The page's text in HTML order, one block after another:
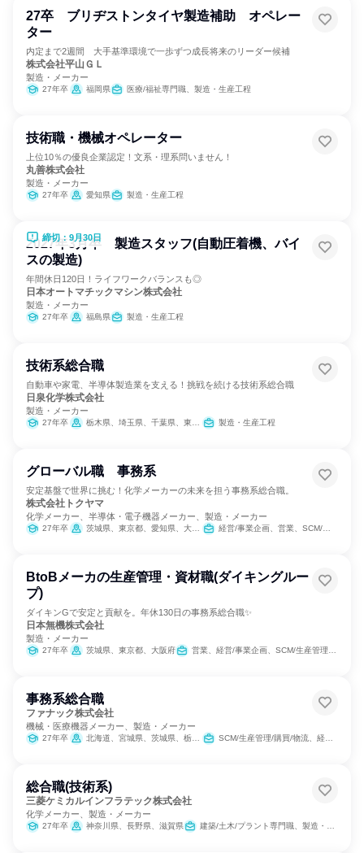
27卒 ブリヂストンタイヤ製造補助 オペレー
ター
内定まで2週間 大手基準環境で一歩ずつ成長将来のリーダー候補
株式会社平山ＧＬ
製造・メーカー
27年卒 福岡県 医療/福祉専門職、製造・生産工程
技術職・機械オペレーター
上位10％の優良企業認定！文系・理系問いません！
丸善株式会社
製造・メーカー
27年卒 愛知県 製造・生産工程
締切：9月30日
2027年3月卒 製造スタッフ(自動圧着機、バイ
スの製造)
年間休日120日！ライフワークバランスも◎
日本オートマチックマシン株式会社
製造・メーカー
27年卒 福島県 製造・生産工程
技術系総合職
自動車や家電、半導体製造業を支える！挑戦を続ける技術系総合職
日泉化学株式会社
製造・メーカー
27年卒 栃木県、埼玉県、千葉県、東京都、三重県、滋賀県、大阪府、愛媛県 製造・生産工程
グローバル職 事務系
安定基盤で世界に挑む！化学メーカーの未来を担う事務系総合職。
株式会社トクヤマ
化学メーカー、半導体・電子機器メーカー、製造・メーカー
27年卒 茨城県、東京都、愛知県、大阪府、広島県、山口県、香川県、福岡県 経営/事業企画、営業、SCM/生産管理/購買/物流、経理/税務/財務、人事、法務/知財、広報/IR
BtoBメーカの生産管理・資材職(ダイキングルー
プ)
ダイキンGで安定と貢献を。年休130日の事務系総合職✨
日本無機株式会社
製造・メーカー
27年卒 茨城県、東京都、大阪府 営業、経営/事業企画、SCM/生産管理/購買/物流、人事、総務
事務系総合職
ファナック株式会社
機械・医療機器メーカー、製造・メーカー
27年卒 北海道、宮城県、茨城県、栃木県、群馬県、東京都、新潟県、石川県、山梨県、愛知県、大阪府、岡山県、広島県、熊本県、鹿児島県 SCM/生産管理/購買/物流、経理/税務/財務、人事、法務/知財
総合職(技術系)
三菱ケミカルインフラテック株式会社
化学メーカー、製造・メーカー
27年卒 神奈川県、長野県、滋賀県 建築/土木/プラント専門職、製造・生産工程